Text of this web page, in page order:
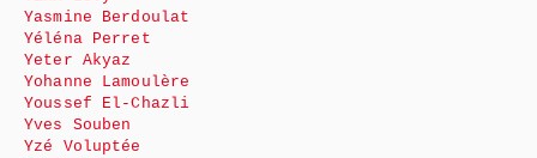
Yasmine Berdoulat
Yéléna Perret
Yeter Akyaz
Yohanne Lamoulère
Youssef El-Chazli
Yves Souben
Yzé Voluptée